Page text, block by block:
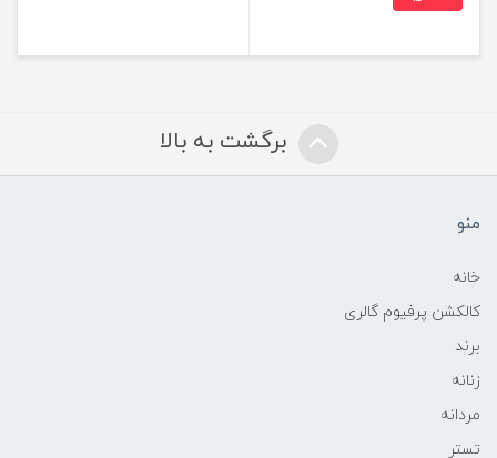
برگشت به بالا
منو
خانه
کالکشن پرفیوم گالری
برند
زنانه
مردانه
تستر